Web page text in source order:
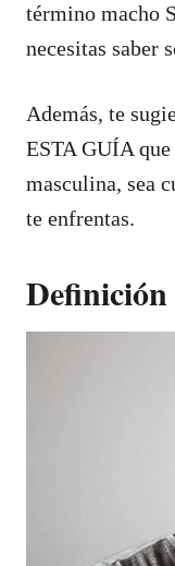
término macho
necesitas saber
Además, te
ESTA GUÍA
masculina, sea
te enfrentas.
Definición